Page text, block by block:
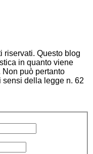
riservati. Questo blog
in quanto viene
può pertanto
della legge n. 62